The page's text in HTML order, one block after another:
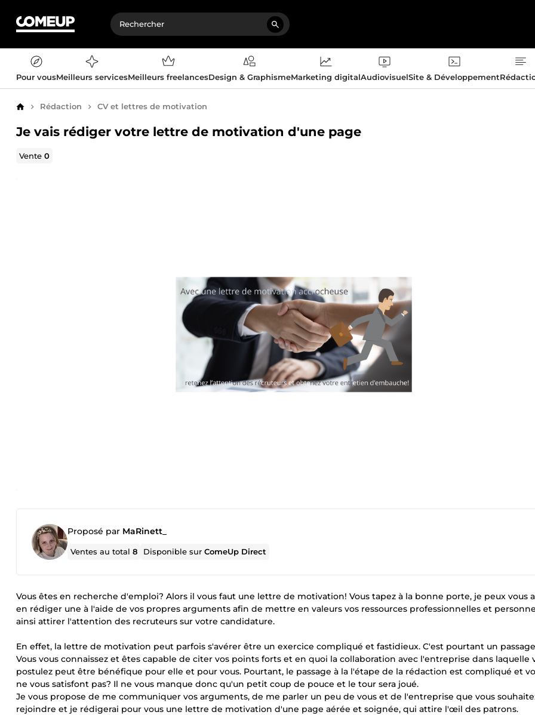
Pour vousMeilleurs servicesMeilleurs freelancesDesign & GraphismeMarketing digitalAudiovisuelSite & Développement
AccueilRédaction CV et lettres de motivation
Je vais rédiger votre lettre de motivation d'une page
Vente0
Proposé par MaRinett_
Ventes au total8 Disponible surComeUp Direct
Vous êtes en recherche d'emploi? Alors il vous faut une lettre de motivation! Vous tapez à la bonne porte, je peux vous
en rédiger une à l'aide de vos propres arguments afin de mettre en valeurs vos ressources professionnelles et
ainsi attirer l'attention des recruteurs sur votre candidature.
En effet, la lettre de motivation peut parfois s'avérer être un exercice compliqué et fastidieux. C'est pourtant un
Vous vous connaissez et êtes capable de citer vos points forts et en quoi la collaboration avec l'entreprise dans laquelle
postulez peut être bénéfique pour elle et pour vous. Pourtant, le passage à la l'étape de la rédaction est compliqué et
ne vous satisfont pas? Il ne vous manque donc qu'un petit coup de pouce et le tour sera joué.
Je vous propose de me communiquer vos arguments, de me parler un peu de vous et de l'entreprise que vous
rejoindre et je rédigerai pour vous une lettre de motivation d'une page aérée et soignée, qui attire l'œil des patrons.